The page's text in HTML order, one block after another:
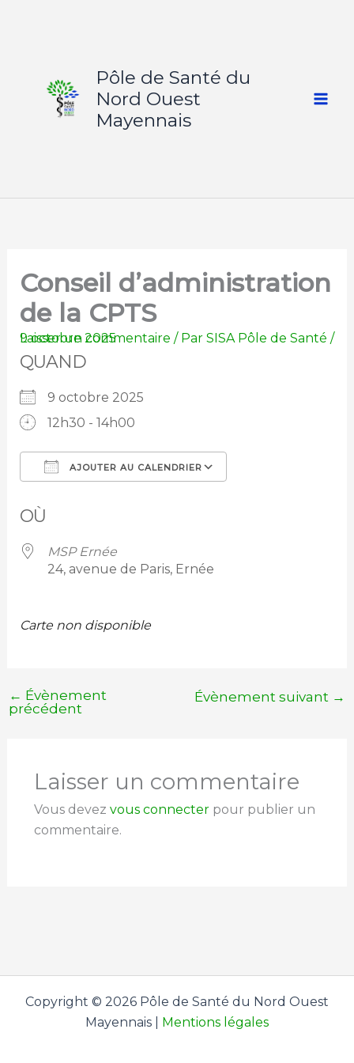
Pôle de Santé du
Nord Ouest
Mayennais
Conseil d’administration
de la CPTS
Laisser un commentaire / Par SISA Pôle de Santé /
9 octobre 2025
QUAND
9 octobre 2025
12h30 - 14h00
AJOUTER AU CALENDRIER
OÙ
MSP Ernée
24, avenue de Paris, Ernée
Carte non disponible
← Évènement
précédent
Évènement suivant →
Laisser un commentaire
Vous devez vous connecterpour publier un
commentaire.
Copyright © 2026 Pôle de Santé du Nord Ouest
Mayennais |
Mentions légales